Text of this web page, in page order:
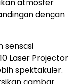
atmosfer
dengan
sensasi
Laser Projector
spektakuler.